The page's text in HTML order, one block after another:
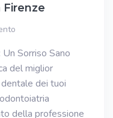
Sorriso Sano
del miglior
dei tuoi
della professione